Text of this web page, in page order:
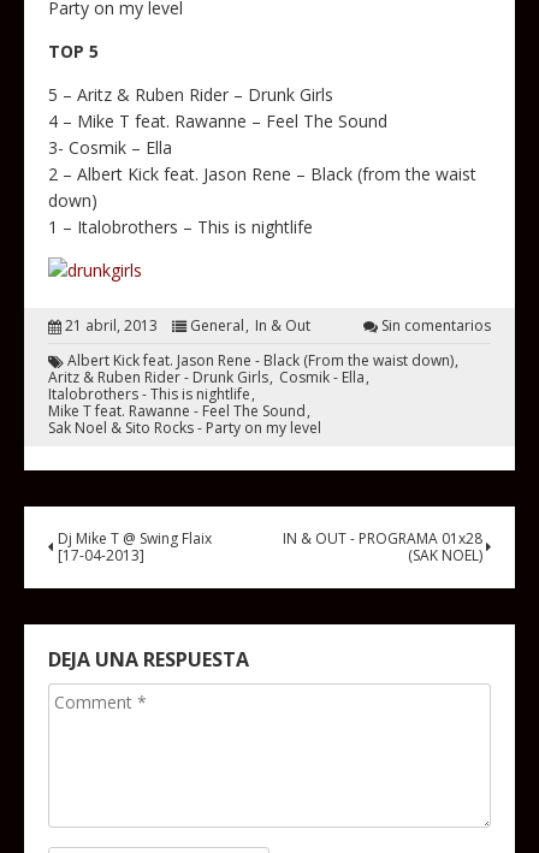
Party on my level
TOP 5
5 – Aritz & Ruben Rider – Drunk Girls
4 – Mike T feat. Rawanne – Feel The Sound
3- Cosmik – Ella
2 – Albert Kick feat. Jason Rene – Black (from the waist
down)
1 – Italobrothers – This is nightlife
21 abril, 2013 General In & Out
Sin comentarios
Albert Kick feat. Jason Rene - Black (From the waist down)
Aritz & Ruben Rider - Drunk Girls Cosmik - Ella
Italobrothers - This is nightlife
Mike T feat. Rawanne - Feel The Sound
Sak Noel & Sito Rocks - Party on my level
Dj Mike T @ Swing Flaix
[17-04-2013]
IN & OUT - PROGRAMA 01x28
(SAK NOEL)
DEJA UNA RESPUESTA